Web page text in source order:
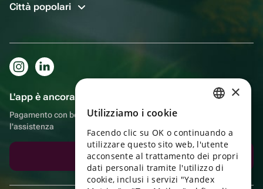
Città popolari
L'app è ancora più comoda!
Pagamento con bonus, autoconsegna, comoda chat con
l'assistenza
Scarica l'app
ENGLISH
UKRAINIAN
PORTUGUESE
×
Utilizziamo i cookie
Facendo clic su OK o continuando a
utilizzare questo sito web, l'utente
acconsente al trattamento dei propri
dati personali tramite l'utilizzo di
cookie, inclusi i servizi "Yandex